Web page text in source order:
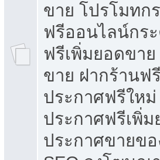
ขาย โปรโมทก
ฟรีออนไลน์กร
ฟรีเพิ่มยอดขา
ขาย ฝากร้านฟ
ประกาศฟรีใหม่
ประกาศฟรีเพิ่
ประกาศขายข